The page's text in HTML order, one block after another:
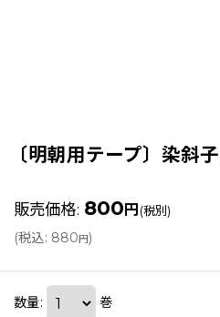
〔明朝用テープ〕染斜
販売価格: 800 円 (税別)
(税込: 880円)
数量: 巻